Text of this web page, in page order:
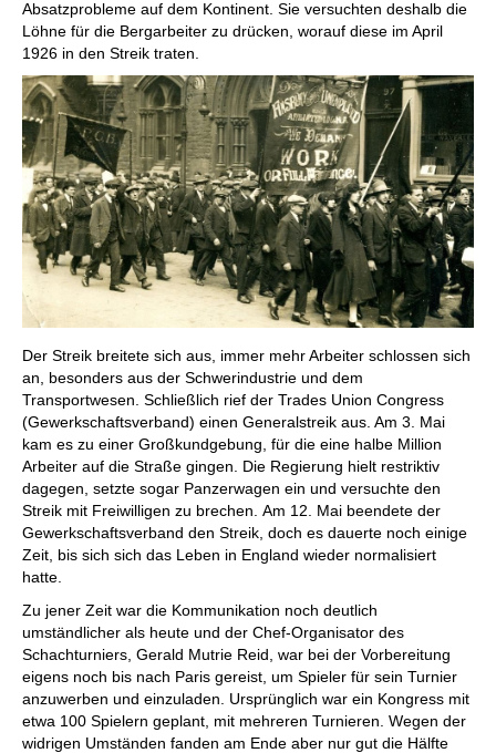
Absatzprobleme auf dem Kontinent. Sie versuchten deshalb die
Löhne für die Bergarbeiter zu drücken, worauf diese im April
1926 in den Streik traten.
Der Streik breitete sich aus, immer mehr Arbeiter schlossen sich
an, besonders aus der Schwerindustrie und dem
Transportwesen. Schließlich rief der Trades Union Congress
(Gewerkschaftsverband) einen Generalstreik aus. Am 3. Mai
kam es zu einer Großkundgebung, für die eine halbe Million
Arbeiter auf die Straße gingen. Die Regierung hielt restriktiv
dagegen, setzte sogar Panzerwagen ein und versuchte den
Streik mit Freiwilligen zu brechen. Am 12. Mai beendete der
Gewerkschaftsverband den Streik, doch es dauerte noch einige
Zeit, bis sich sich das Leben in England wieder normalisiert
hatte.
Zu jener Zeit war die Kommunikation noch deutlich
umständlicher als heute und der Chef-Organisator des
Schachturniers, Gerald Mutrie Reid, war bei der Vorbereitung
eigens noch bis nach Paris gereist, um Spieler für sein Turnier
anzuwerben und einzuladen. Ursprünglich war ein Kongress mit
etwa 100 Spielern geplant, mit mehreren Turnieren. Wegen der
widrigen Umständen fanden am Ende aber nur gut die Hälfte